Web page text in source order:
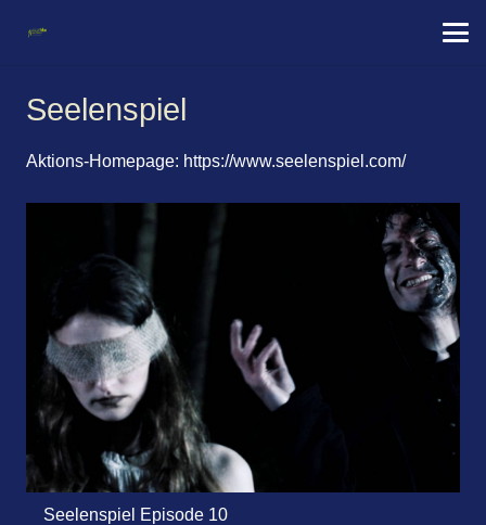
Seelenspiel
Aktions-Homepage: https://www.seelenspiel.com/
Seelenspiel Episode 10